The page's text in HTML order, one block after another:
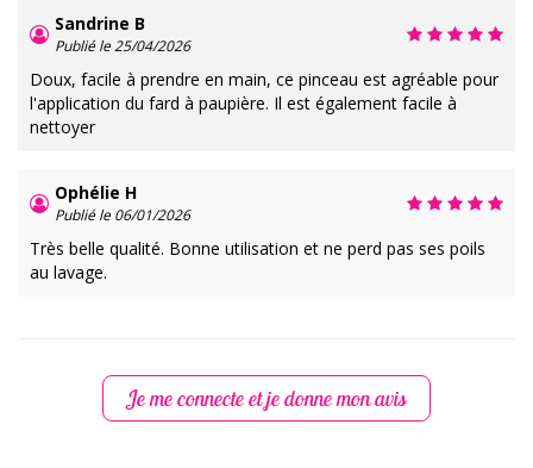
Sandrine B
Publié le 25/04/2026
Doux, facile à prendre en main, ce pinceau est agréable pour
l'application du fard à paupière. Il est également facile à
nettoyer
Ophélie H
Publié le 06/01/2026
Très belle qualité. Bonne utilisation et ne perd pas ses poils
au lavage.
Je me connecte et je donne mon avis